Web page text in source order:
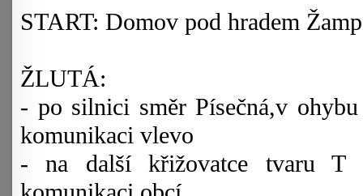
START: Domov pod hradem
ŽLUTÁ:
- po silnici směr Písečná,v
komunikaci vlevo
- na další křižovatce tvaru T